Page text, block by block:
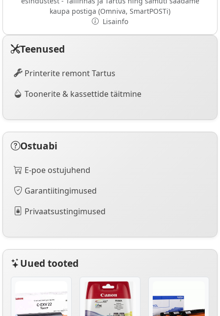
kaupa postiga (Omniva, SmartPOSTi)
Lisainfo
Teenused
Printerite remont Tartus
Toonerite & kassettide täitmine
Ostuabi
E-poe ostujuhend
Garantiitingimused
Privaatsustingimused
Uued tooted